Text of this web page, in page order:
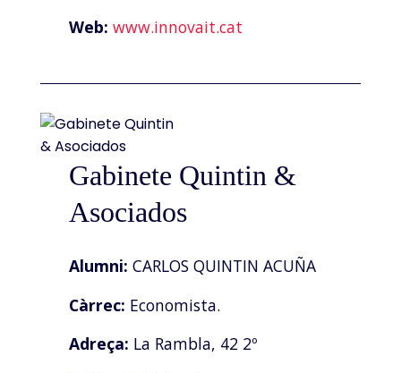
Web: www.innovait.cat
Gabinete Quintin &
Asociados
Alumni: CARLOS QUINTIN ACUÑA
Càrrec: Economista.
Adreça: La Rambla, 42 2º